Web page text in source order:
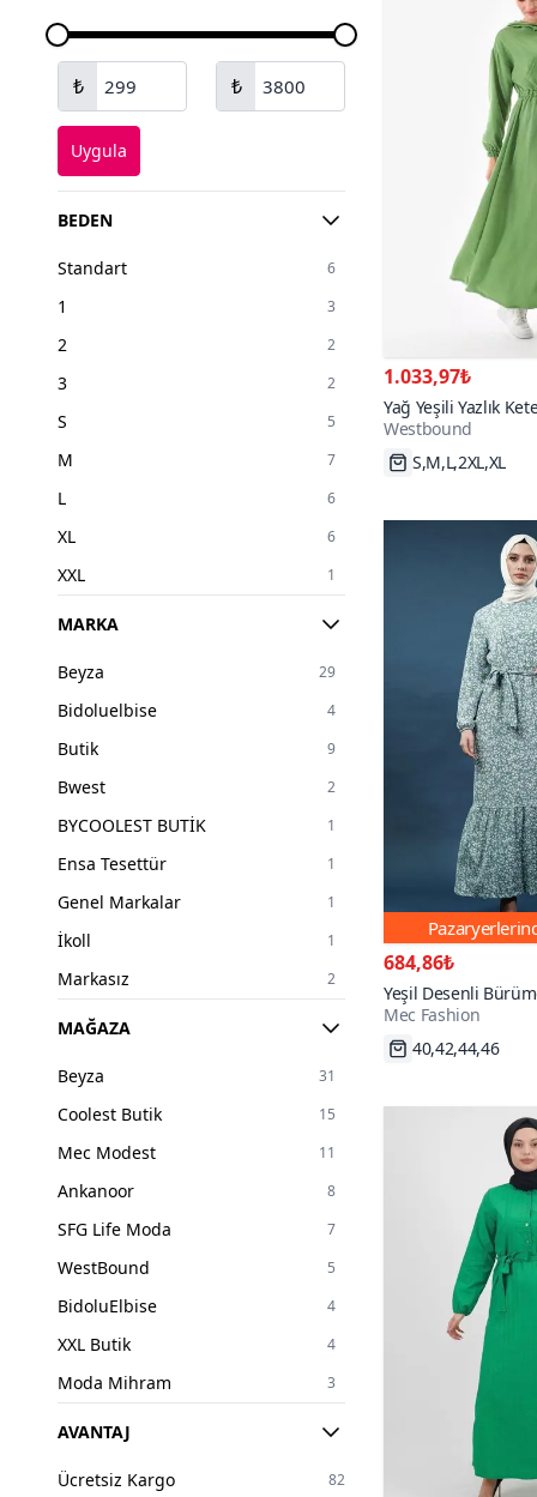
₺ ₺
Uygula
BEDEN
Standart 6
1 3
2 2
3 2
S 5
M 7
L 6
XL 6
XXL 1
2XL
52 8
54 4
56 2
Tek Ebat 1
MARKA
Beyza 29
Bidoluelbise 4
Butik 9
Bwest 2
BYCOOLEST BUTİK 1
Ensa Tesettür 1
Genel Markalar 1
İkoll 1
Markasız 2
Mec Fashion
Moda Rosa
MAĞAZA
Beyza 31
Coolest Butik 15
Mec Modest 11
Ankanoor 8
SFG Life Moda 7
WestBound 5
BidoluElbise 4
XXL Butik 4
Moda Mihram 3
MİSSKAYLE
AVANTAJ
Ücretsiz Kargo 82
1.033,97₺
Yağ Yeşili Yazlık
Kapüşonlu Belden
Yeşil Elbise
Westbound
100+
S,M,L,2XL,XL
684,86₺
Yeşil Desenli
Elbise
Mec Fashion
36₺ daha az öde